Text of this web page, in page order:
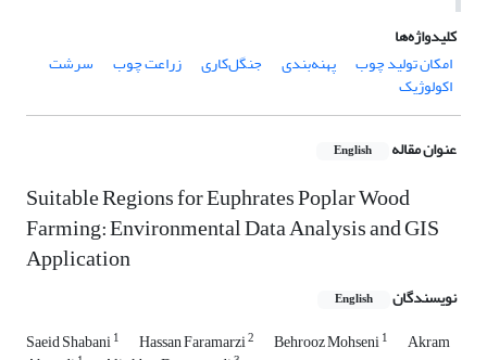
کلیدواژه‌ها
امکان تولید چوب
پهنه‌بندی جنگل‌کاری زراعت چوب سرشت
اکولوژیک
عنوان مقاله English
Suitable Regions for Euphrates Poplar Wood
Farming: Environmental Data Analysis and GIS
Application
نویسندگان English
Saeid Shabani1 Hassan Faramarzi2 Behrooz Mohseni1 Akram